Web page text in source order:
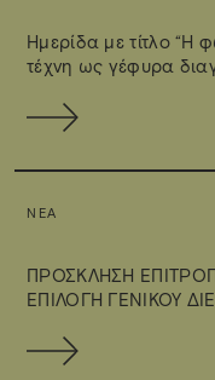
Ημερίδα με τίτλο “Η
τέχνη ως γέφυρα
ΝΈΑ
ΠΡΟΣΚΛΗΣΗ
ΕΠΙΛΟΓΗ ΓΕΝΙΚΟΥ